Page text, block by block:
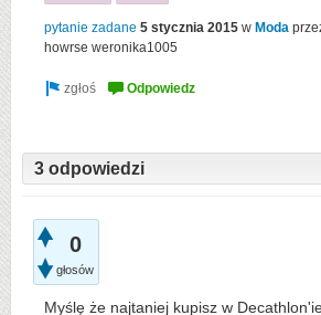
pytanie zadane 5 stycznia 2015 w Moda
howrse weronika1005
3 odpowiedzi
0
głosów
Myślę że najtaniej kupisz w